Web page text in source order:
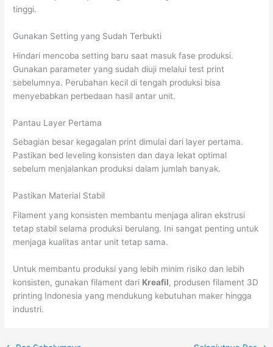
tinggi.
Gunakan Setting yang Sudah Terbukti
Hindari mencoba setting baru saat masuk fase produksi.
Gunakan parameter yang sudah diuji melalui test print
sebelumnya. Perubahan kecil di tengah produksi bisa
menyebabkan perbedaan hasil antar unit.
Pantau Layer Pertama
Sebagian besar kegagalan print dimulai dari layer pertama.
Pastikan bed leveling konsisten dan daya lekat optimal
sebelum menjalankan produksi dalam jumlah banyak.
Pastikan Material Stabil
Filament yang konsisten membantu menjaga aliran ekstrusi
tetap stabil selama produksi berulang. Ini sangat penting untuk
menjaga kualitas antar unit tetap sama.
Untuk membantu produksi yang lebih minim risiko dan lebih
konsisten, gunakan filament dari Kreafil, produsen filament 3D
printing Indonesia yang mendukung kebutuhan maker hingga
industri.